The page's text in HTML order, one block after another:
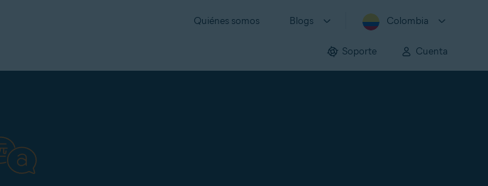
Quiénes somos Blogs Colombia
Soporte Cuenta